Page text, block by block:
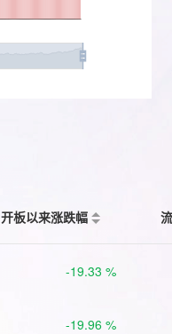
开板以来涨跌幅
-19.33 %
-19.96 %